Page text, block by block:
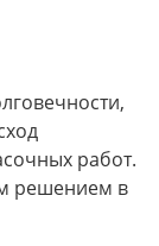
работ.
решением в